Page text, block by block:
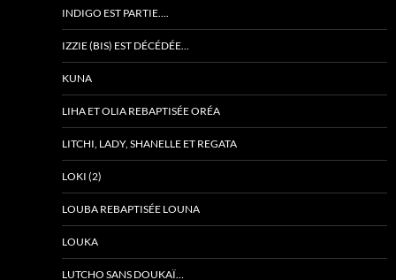
INDIGO EST PARTIE….
IZZIE (BIS) EST DÉCÉDÉE…
KUNA
LIHA ET OLIA REBAPTISÉE ORÉA
LITCHI, LADY, SHANELLE ET REGATA
LOKI (2)
LOUBA REBAPTISÉE LOUNA
LOUKA
LUTCHO SANS DOUKAÏ…